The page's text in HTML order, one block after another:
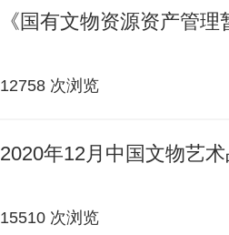
《国有文物资源资产管
12758 次浏览
2020年12月中国文物艺
15510 次浏览